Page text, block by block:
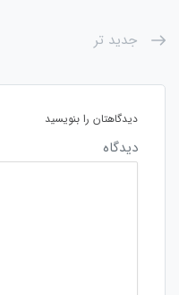
جدید تر
دیدگاهتان را بنویسید
دیدگاه